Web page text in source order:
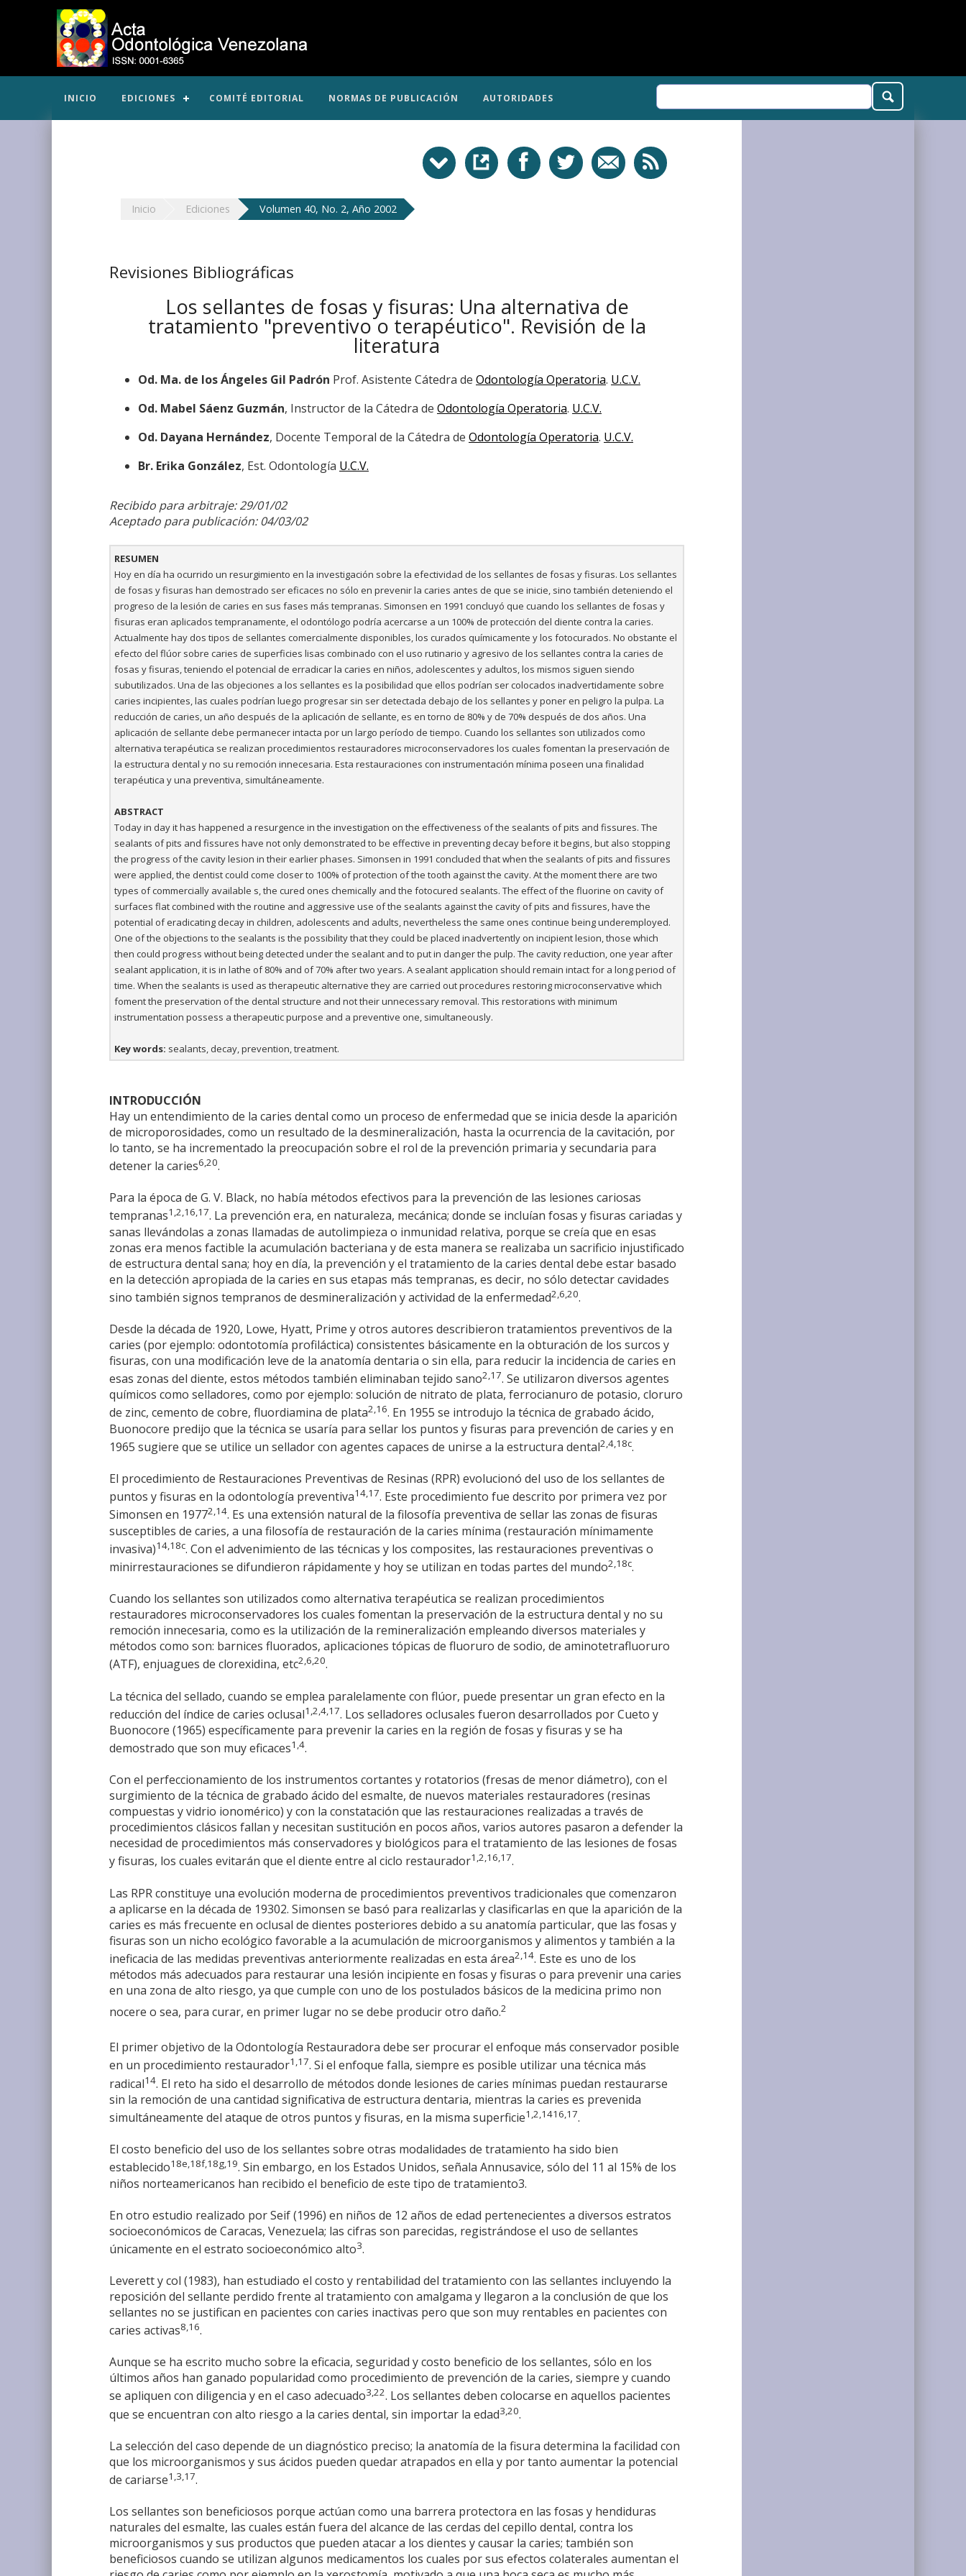
INICIO EDICIONES COMITÉ EDITORIAL NORMAS DE PUBLICACIÓN AUTORIDADES
Inicio Ediciones Volumen 40, No. 2, Año 2002
Revisiones Bibliográficas
Los sellantes de fosas y fisuras: Una alternativa de
tratamiento "preventivo o terapéutico". Revisión de la
literatura
Od. Ma. de los Ángeles Gil Padrón Prof. Asistente Cátedra de Odontología Operatoria. U.C.V.
Od. Mabel Sáenz Guzmán, Instructor de la Cátedra de Odontología Operatoria. U.C.V.
Od. Dayana Hernández, Docente Temporal de la Cátedra de Odontología Operatoria. U.C.V.
Br. Erika González, Est. Odontología U.C.V.
Recibido para arbitraje: 29/01/02
Aceptado para publicación: 04/03/02
RESUMEN
Hoy en día ha ocurrido un resurgimiento en la investigación sobre la efectividad de los sellantes de fosas y fisuras. Los sellantes
de fosas y fisuras han demostrado ser eficaces no sólo en prevenir la caries antes de que se inicie, sino también deteniendo el
progreso de la lesión de caries en sus fases más tempranas. Simonsen en 1991 concluyó que cuando los sellantes de fosas y
fisuras eran aplicados tempranamente, el odontólogo podría acercarse a un 100% de protección del diente contra la caries.
Actualmente hay dos tipos de sellantes comercialmente disponibles, los curados químicamente y los fotocurados. No obstante el
efecto del flúor sobre caries de superficies lisas combinado con el uso rutinario y agresivo de los sellantes contra la caries de
fosas y fisuras, teniendo el potencial de erradicar la caries en niños, adolescentes y adultos, los mismos siguen siendo
subutilizados. Una de las objeciones a los sellantes es la posibilidad que ellos podrían ser colocados inadvertidamente sobre
caries incipientes, las cuales podrían luego progresar sin ser detectada debajo de los sellantes y poner en peligro la pulpa. La
reducción de caries, un año después de la aplicación de sellante, es en torno de 80% y de 70% después de dos años. Una
aplicación de sellante debe permanecer intacta por un largo período de tiempo. Cuando los sellantes son utilizados como
alternativa terapéutica se realizan procedimientos restauradores microconservadores los cuales fomentan la preservación de
la estructura dental y no su remoción innecesaria. Esta restauraciones con instrumentación mínima poseen una finalidad
terapéutica y una preventiva, simultáneamente.
ABSTRACT
Today in day it has happened a resurgence in the investigation on the effectiveness of the sealants of pits and fissures. The
sealants of pits and fissures have not only demonstrated to be effective in preventing decay before it begins, but also stopping
the progress of the cavity lesion in their earlier phases. Simonsen in 1991 concluded that when the sealants of pits and fissures
were applied, the dentist could come closer to 100% of protection of the tooth against the cavity. At the moment there are two
types of commercially available s, the cured ones chemically and the fotocured sealants. The effect of the fluorine on cavity of
surfaces flat combined with the routine and aggressive use of the sealants against the cavity of pits and fissures, have the
potential of eradicating decay in children, adolescents and adults, nevertheless the same ones continue being underemployed.
One of the objections to the sealants is the possibility that they could be placed inadvertently on incipient lesion, those which
then could progress without being detected under the sealant and to put in danger the pulp. The cavity reduction, one year after
sealant application, it is in lathe of 80% and of 70% after two years. A sealant application should remain intact for a long period of
time. When the sealants is used as therapeutic alternative they are carried out procedures restoring microconservative which
foment the preservation of the dental structure and not their unnecessary removal. This restorations with minimum
instrumentation possess a therapeutic purpose and a preventive one, simultaneously.
Key words: sealants, decay, prevention, treatment.
INTRODUCCIÓN
Hay un entendimiento de la caries dental como un proceso de enfermedad que se inicia desde la aparición
de microporosidades, como un resultado de la desmineralización, hasta la ocurrencia de la cavitación, por
lo tanto, se ha incrementado la preocupación sobre el rol de la prevención primaria y secundaria para
detener la caries6,20.
Para la época de G. V. Black, no había métodos efectivos para la prevención de las lesiones cariosas
tempranas1,2,16,17. La prevención era, en naturaleza, mecánica; donde se incluían fosas y fisuras cariadas y
sanas llevándolas a zonas llamadas de autolimpieza o inmunidad relativa, porque se creía que en esas
zonas era menos factible la acumulación bacteriana y de esta manera se realizaba un sacrificio injustificado
de estructura dental sana; hoy en día, la prevención y el tratamiento de la caries dental debe estar basado
en la detección apropiada de la caries en sus etapas más tempranas, es decir, no sólo detectar cavidades
sino también signos tempranos de desmineralización y actividad de la enfermedad2,6,20.
Desde la década de 1920, Lowe, Hyatt, Prime y otros autores describieron tratamientos preventivos de la
caries (por ejemplo: odontotomía profiláctica) consistentes básicamente en la obturación de los surcos y
fisuras, con una modificación leve de la anatomía dentaria o sin ella, para reducir la incidencia de caries en
esas zonas del diente, estos métodos también eliminaban tejido sano2,17. Se utilizaron diversos agentes
químicos como selladores, como por ejemplo: solución de nitrato de plata, ferrocianuro de potasio, cloruro
de zinc, cemento de cobre, fluordiamina de plata2,16. En 1955 se introdujo la técnica de grabado ácido,
Buonocore predijo que la técnica se usaría para sellar los puntos y fisuras para prevención de caries y en
1965 sugiere que se utilice un sellador con agentes capaces de unirse a la estructura dental2,4,18c.
El procedimiento de Restauraciones Preventivas de Resinas (RPR) evolucionó del uso de los sellantes de
puntos y fisuras en la odontología preventiva14,17. Este procedimiento fue descrito por primera vez por
Simonsen en 19772,14. Es una extensión natural de la filosofía preventiva de sellar las zonas de fisuras
susceptibles de caries, a una filosofía de restauración de la caries mínima (restauración mínimamente
invasiva)14,18c. Con el advenimiento de las técnicas y los composites, las restauraciones preventivas o
minirrestauraciones se difundieron rápidamente y hoy se utilizan en todas partes del mundo2,18c.
Cuando los sellantes son utilizados como alternativa terapéutica se realizan procedimientos
restauradores microconservadores los cuales fomentan la preservación de la estructura dental y no su
remoción innecesaria, como es la utilización de la remineralización empleando diversos materiales y
métodos como son: barnices fluorados, aplicaciones tópicas de fluoruro de sodio, de aminotetrafluoruro
(ATF), enjuagues de clorexidina, etc2,6,20.
La técnica del sellado, cuando se emplea paralelamente con flúor, puede presentar un gran efecto en la
reducción del índice de caries oclusal1,2,4,17. Los selladores oclusales fueron desarrollados por Cueto y
Buonocore (1965) específicamente para prevenir la caries en la región de fosas y fisuras y se ha
demostrado que son muy eficaces1,4.
Con el perfeccionamiento de los instrumentos cortantes y rotatorios (fresas de menor diámetro), con el
surgimiento de la técnica de grabado ácido del esmalte, de nuevos materiales restauradores (resinas
compuestas y vidrio ionomérico) y con la constatación que las restauraciones realizadas a través de
procedimientos clásicos fallan y necesitan sustitución en pocos años, varios autores pasaron a defender la
necesidad de procedimientos más conservadores y biológicos para el tratamiento de las lesiones de fosas
y fisuras, los cuales evitarán que el diente entre al ciclo restaurador1,2,16,17.
Las RPR constituye una evolución moderna de procedimientos preventivos tradicionales que comenzaron
a aplicarse en la década de 19302. Simonsen se basó para realizarlas y clasificarlas en que la aparición de la
caries es más frecuente en oclusal de dientes posteriores debido a su anatomía particular, que las fosas y
fisuras son un nicho ecológico favorable a la acumulación de microorganismos y alimentos y también a la
ineficacia de las medidas preventivas anteriormente realizadas en esta área2,14. Este es uno de los
métodos más adecuados para restaurar una lesión incipiente en fosas y fisuras o para prevenir una caries
en una zona de alto riesgo, ya que cumple con uno de los postulados básicos de la medicina primo non
nocere o sea, para curar, en primer lugar no se debe producir otro daño.2
El primer objetivo de la Odontología Restauradora debe ser procurar el enfoque más conservador posible
en un procedimiento restaurador1,17. Si el enfoque falla, siempre es posible utilizar una técnica más
radical14. El reto ha sido el desarrollo de métodos donde lesiones de caries mínimas puedan restaurarse
sin la remoción de una cantidad significativa de estructura dentaria, mientras la caries es prevenida
simultáneamente del ataque de otros puntos y fisuras, en la misma superficie1,2,1416,17.
El costo beneficio del uso de los sellantes sobre otras modalidades de tratamiento ha sido bien
establecido18e,18f,18g,19. Sin embargo, en los Estados Unidos, señala Annusavice, sólo del 11 al 15% de los
niños norteamericanos han recibido el beneficio de este tipo de tratamiento3.
En otro estudio realizado por Seif (1996) en niños de 12 años de edad pertenecientes a diversos estratos
socioeconómicos de Caracas, Venezuela; las cifras son parecidas, registrándose el uso de sellantes
únicamente en el estrato socioeconómico alto3.
Leverett y col (1983), han estudiado el costo y rentabilidad del tratamiento con las sellantes incluyendo la
reposición del sellante perdido frente al tratamiento con amalgama y llegaron a la conclusión de que los
sellantes no se justifican en pacientes con caries inactivas pero que son muy rentables en pacientes con
caries activas8,16.
Aunque se ha escrito mucho sobre la eficacia, seguridad y costo beneficio de los sellantes, sólo en los
últimos años han ganado popularidad como procedimiento de prevención de la caries, siempre y cuando
se apliquen con diligencia y en el caso adecuado3,22. Los sellantes deben colocarse en aquellos pacientes
que se encuentran con alto riesgo a la caries dental, sin importar la edad3,20.
La selección del caso depende de un diagnóstico preciso; la anatomía de la fisura determina la facilidad con
que los microorganismos y sus ácidos pueden quedar atrapados en ella y por tanto aumentar la potencial
de cariarse1,3,17.
Los sellantes son beneficiosos porque actúan como una barrera protectora en las fosas y hendiduras
naturales del esmalte, las cuales están fuera del alcance de las cerdas del cepillo dental, contra los
microorganismos y sus productos que pueden atacar a los dientes y causar la caries; también son
beneficiosos cuando se utilizan algunos medicamentos los cuales por sus efectos colaterales aumentan el